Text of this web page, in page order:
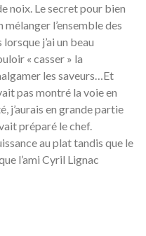
noix. Le secret pour bien
l’ensemble des
j’ai un beau
« casser » la
les saveurs…Et
pas montré la voie en
j’aurais en grande partie
préparé le chef.
au plat tandis que le
l’ami Cyril Lignac